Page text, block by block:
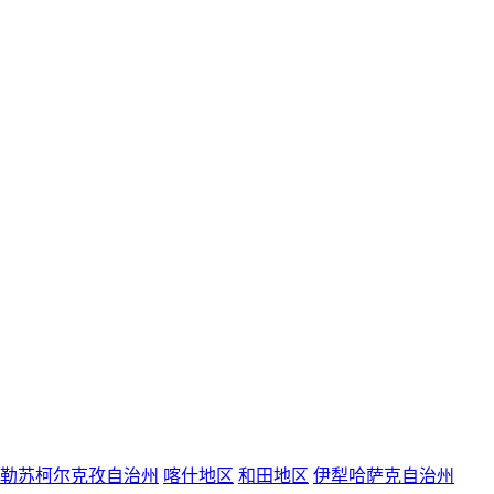
苏柯尔克孜自治州 喀什地区 和田地区 伊犁哈萨克自治州